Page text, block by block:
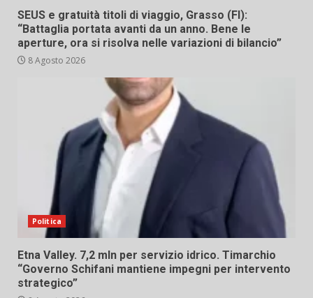
SEUS e gratuità titoli di viaggio, Grasso (FI):
“Battaglia portata avanti da un anno. Bene le
aperture, ora si risolva nelle variazioni di bilancio”
8 Agosto 2026
Politica
Etna Valley. 7,2 mln per servizio idrico. Timarchio
“Governo Schifani mantiene impegni per intervento
strategico”